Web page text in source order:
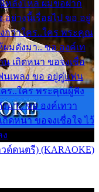
หลั่งไหล ผมขอฝาก
อย่างนี้เรื่อยไป ขอ อยู่
กว่าใคร..ใคร พระคุณ
ผมดังมา.. ขอ องค์เท
เถิดหนา ขอจงเชื่อ
นเพลง ขอ อยู่คู่แฟน
คร..ใคร พระคุณผู้ฟัง
มา.. ขอ องค์เทวา
ดหนา ขอจงเชื่อใจ ไว้
ง
ด์ดนตรี) (KARAOKE)